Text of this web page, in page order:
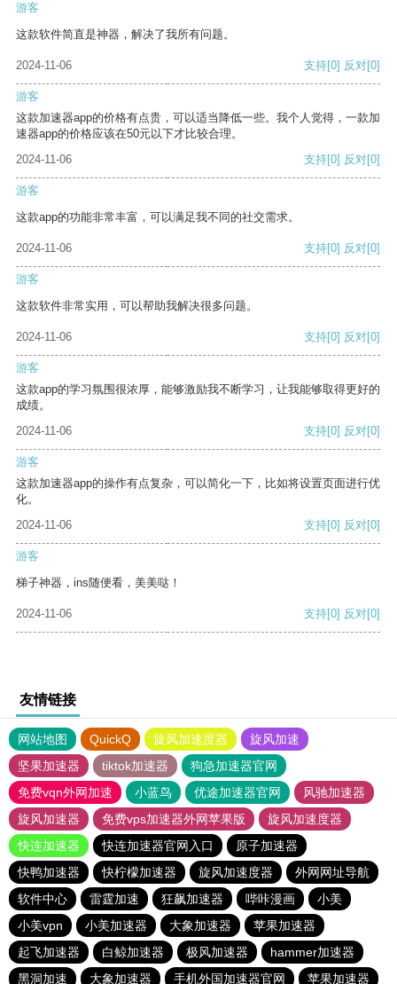
游客
这款软件简直是神器，解决了我所有问题。
2024-11-06 支持[0] 反对[0]
游客
这款加速器app的价格有点贵，可以适当降低一些。我个人觉得，一款加
速器app的价格应该在50元以下才比较合理。
2024-11-06
支持[0] 反对[0]
游客
这款app的功能非常丰富，可以满足我不同的社交需求。
2024-11-06 支持[0] 反对[0]
游客
这款软件非常实用，可以帮助我解决很多问题。
2024-11-06 支持[0] 反对[0]
游客
这款app的学习氛围很浓厚，能够激励我不断学习，让我能够取得更好的
成绩。
2024-11-06
支持[0] 反对[0]
游客
这款加速器app的操作有点复杂，可以简化一下，比如将设置页面进行优
化。
2024-11-06
支持[0] 反对[0]
游客
梯子神器，ins随便看，美美哒！
2024-11-06 支持[0] 反对[0]
友情链接
网站地图 QuickQ 旋风加速度器
旋风加速
坚果加速器
tiktok加速器
狗急加速器官网
免费vqn外网加速
小蓝鸟 优途加速器官网
风驰加速器
旋风加速器
免费vps加速器外网苹果版
旋风加速度器
快连加速器
快连加速器官网入口
原子加速器
快鸭加速器
快柠檬加速器 旋风加速度器
外网网址导航
软件中心
雷霆加速 狂飙加速器 哔咔漫画
小美
小美vpn
小美加速器 大象加速器
苹果加速器
起飞加速器
白鲸加速器 极风加速器
hammer加速器
黑洞加速
大象加速器 手机外国加速器官网 苹果加速器